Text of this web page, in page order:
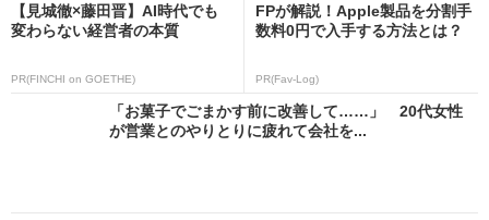
【見城徹×藤田晋】AI時代でも
変わらない経営者の本質
PR(FINCHI on GOETHE)
FPが解説！Apple製品を分割手
数料0円で入手する方法とは？
PR(Fav-Log)
「お菓子でごまかす前に改善して……」 20代女性
が営業とのやりとりに疲れて会社を...